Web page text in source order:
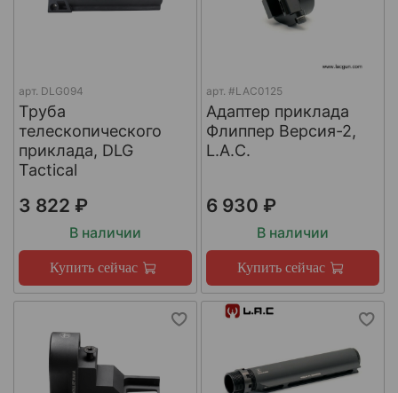
арт. DLG094
Труба
телескопического
приклада, DLG
Tactical
3 822 ₽
В наличии
Купить сейчас
арт. #LAC0125
Адаптер приклада
Флиппер Версия-2,
L.A.C.
6 930 ₽
В наличии
Купить сейчас